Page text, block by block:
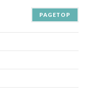
PAGETOP